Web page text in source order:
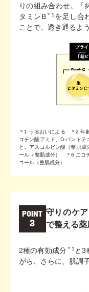
りの組み合わせ。「
タミンB ＊5を足し合
ことで、透き通るよ
＊1 うるおいによる ＊2 年
コチン酸アミド、D-パント
と。アスコルビン酸（整肌
ール（整肌成分） ＊6 ニコ
コール（整肌成分）
POINT
3
守りのケ
で整える
2種の有効成分 ＊1 と3
がら、さらに、肌調